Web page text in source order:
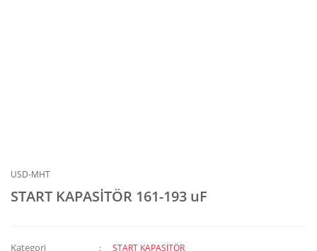
USD-MHT
START KAPASİTÖR 161-193 uF
Kategori START KAPASİTÖR